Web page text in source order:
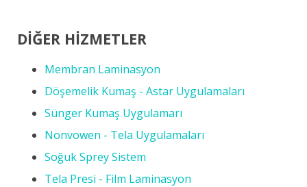
DİĞER HİZMETLER
Membran Laminasyon
Döşemelik Kumaş - Astar Uygulamaları
Sünger Kumaş Uygulamarı
Nonvowen - Tela Uygulamaları
Soğuk Sprey Sistem
Tela Presi - Film Laminasyon